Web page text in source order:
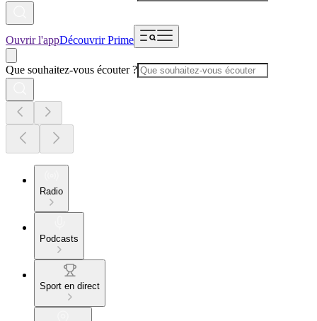
Ouvrir l'appDécouvrir Prime
Que souhaitez-vous écouter ?
Radio
Podcasts
Sport en direct